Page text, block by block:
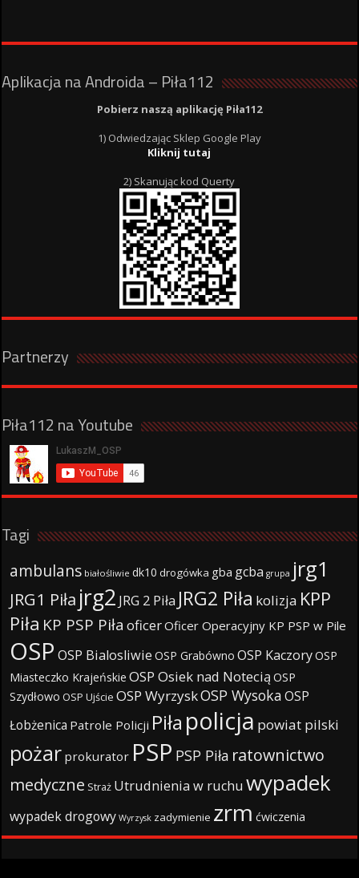
Aplikacja na Androida – Piła112
Pobierz naszą aplikację Piła112
1) Odwiedzając Sklep Google Play
Kliknij tutaj
2) Skanując kod Querty
Partnerzy
Piła112 na Youtube
Tagi
ambulans białośliwie dk10 drogówka gba gcba grupa jrg1
JRG1 Piła jrg2 JRG 2 Piła JRG2 Piła kolizja KPP
Piła KP PSP Piła oficerOficer Operacyjny KP PSP w Pile
OSP OSP Bialosliwie OSP Grabówno OSP KaczoryOSP
Miasteczko Krajeńskie OSP Osiek nad Notecią OSP
Szydłowo OSP Ujście OSP WyrzyskOSP WysokaOSP
Łobżenica Patrole Policji Piła policja powiat pilski
pożar prokurator PSP PSP Piła ratownictwo
medyczne Straż Utrudnienia w ruchu wypadek
wypadek drogowy Wyrzysk zadymienie zrm ćwiczenia